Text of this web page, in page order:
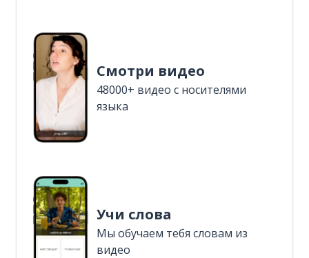
Смотри видео
48000+ видео с носителями
языка
Учи слова
Мы обучаем тебя словам из
видео